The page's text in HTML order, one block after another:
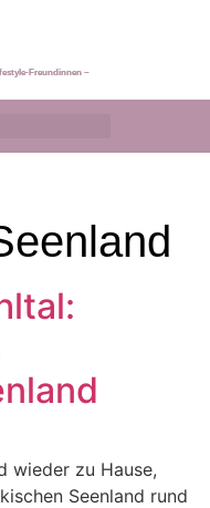
Freundinnen ~
wieder zu Hause,
Seenland rund